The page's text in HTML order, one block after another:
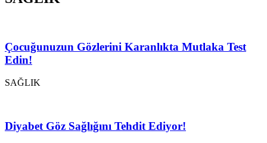
Çocuğunuzun Gözlerini Karanlıkta Mutlaka Test
Edin!
SAĞLIK
Diyabet Göz Sağlığını Tehdit Ediyor!